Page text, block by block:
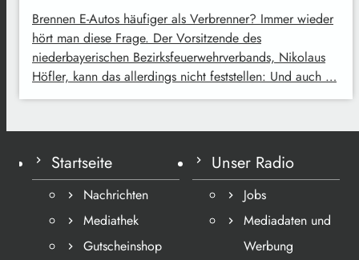
Brennen E-Autos häufiger als Verbrenner? Immer wieder
hört man diese Frage. Der Vorsitzende des
niederbayerischen Bezirksfeuerwehrverbands, Nikolaus
Höfler, kann das allerdings nicht feststellen: Und auch …
Startseite
Nachrichten
Mediathek
Gutscheinshop
Unser Radio
Jobs
Mediadaten und
Werbung